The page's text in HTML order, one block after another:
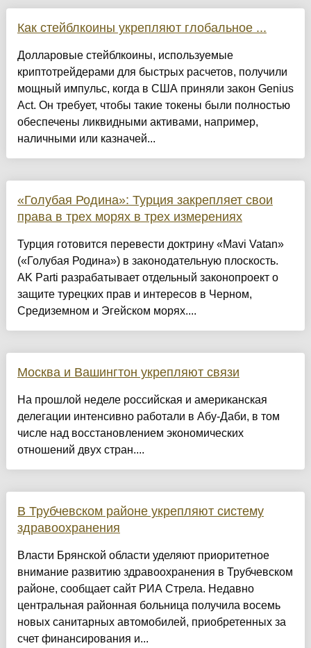
Как стейблкоины укрепляют глобальное ...
Долларовые стейблкоины, используемые
криптотрейдерами для быстрых расчетов, получили
мощный импульс, когда в США приняли закон Genius
Act. Он требует, чтобы такие токены были полностью
обеспечены ликвидными активами, например,
наличными или казначей...
«Голубая Родина»: Турция закрепляет свои
права в трех морях в трех измерениях
Турция готовится перевести доктрину «Mavi Vatan»
(«Голубая Родина») в законодательную плоскость.
AK Parti разрабатывает отдельный законопроект о
защите турецких прав и интересов в Черном,
Средиземном и Эгейском морях....
Москва и Вашингтон укрепляют связи
На прошлой неделе российская и американская
делегации интенсивно работали в Абу-Даби, в том
числе над восстановлением экономических
отношений двух стран....
В Трубчевском районе укрепляют систему
здравоохранения
Власти Брянской области уделяют приоритетное
внимание развитию здравоохранения в Трубчевском
районе, сообщает сайт РИА Стрела. Недавно
центральная районная больница получила восемь
новых санитарных автомобилей, приобретенных за
счет финансирования и...